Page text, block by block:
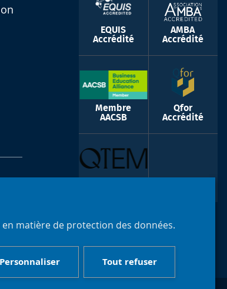
matière de protection des données.
Tout refuser
Personnaliser
EQUIS
Accrédité
AMBA
Accrédité
Membre
AACSB
Qfor
Accrédité